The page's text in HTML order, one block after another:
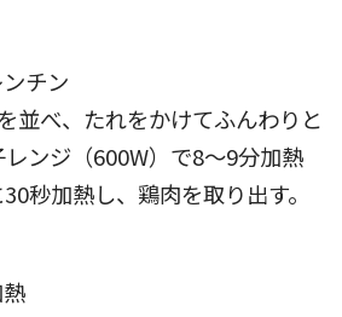
並べ、たれをかけてふんわりと
ンジ（600W）で8～9分加熱
秒加熱し、鶏肉を取り出す。